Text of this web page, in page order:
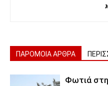
ΠΑΡΟΜΟΙΑ ΑΡΘΡΑ
Φωτιά